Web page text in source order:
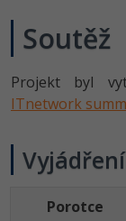
MS
Time
Ostatní
Fórum
Soutěž
Projekt byl
ITnetwork
Porotce